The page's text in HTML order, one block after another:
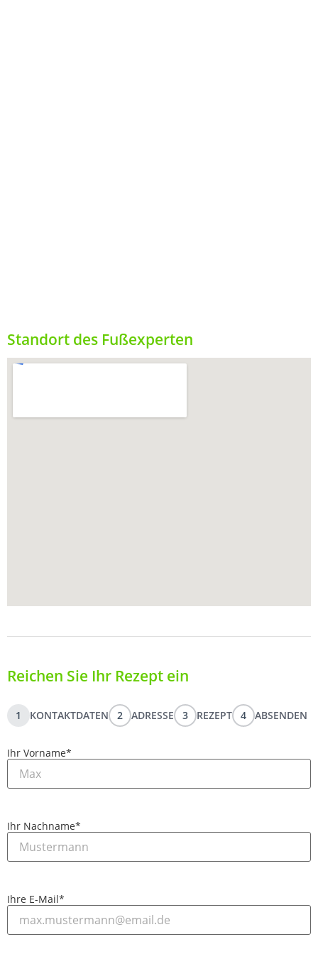
Standort des Fußexperten
Reichen Sie Ihr Rezept ein
1 KONTAKTDATEN 2 ADRESSE 3 REZEPT 4 ABSENDEN
Ihr Vorname*
Ihr Nachname*
Ihre E-Mail*